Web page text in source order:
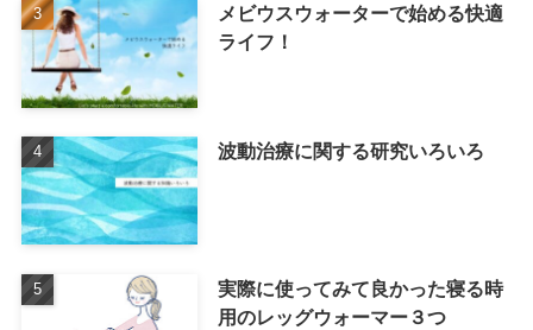
メビウスウォーターで始める快適
ライフ！
波動治療に関する研究いろいろ
実際に使ってみて良かった寝る時
用のレッグウォーマー３つ